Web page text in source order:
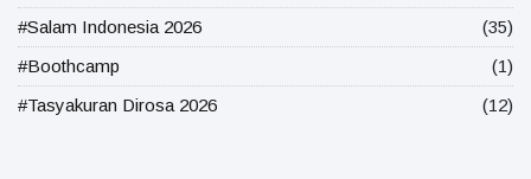
#Salam Indonesia 2026
(35)
#Boothcamp
(1)
#Tasyakuran Dirosa 2026
(12)